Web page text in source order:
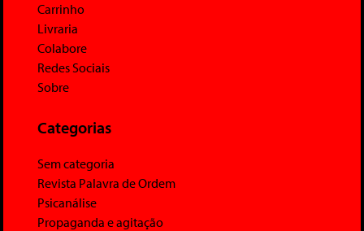
Carrinho
Livraria
Colabore
Redes Sociais
Sobre
Categorias
Sem categoria
Revista Palavra de Ordem
Psicanálise
Propaganda e agitação